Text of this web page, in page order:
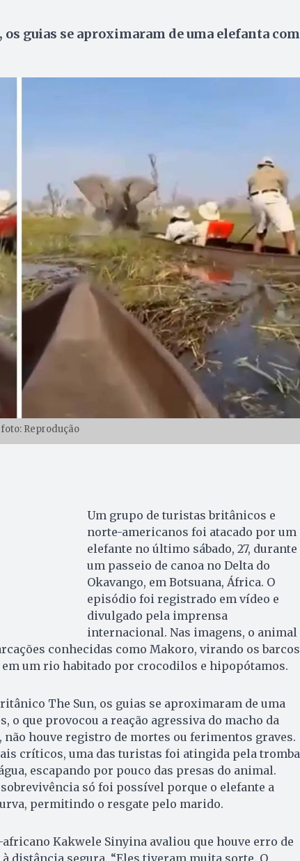
guias se aproximaram de uma elefanta com
Reprodução
Um grupo de turistas britânicos e
norte-americanos foi atacado por um
elefante no último sábado, 27, durante
um passeio de canoa no Delta do
Okavango, em Botsuana, África. O
episódio foi registrado em vídeo e
divulgado pela imprensa
internacional. Nas imagens, o animal
conhecidas como Makoro, virando os barcos
em um rio habitado por crocodilos e hipopótamos.
The Sun, os guias se aproximaram de uma
o que provocou a reação agressiva do macho da
não houve registro de mortes ou ferimentos graves.
críticos, uma das turistas foi atingida pela tromba
escapando por pouco das presas do animal.
só foi possível porque o elefante a
permitindo o resgate pelo marido.
Kakwele Sinyina avaliou que houve erro de
distância segura. “Eles tiveram muita sorte. O